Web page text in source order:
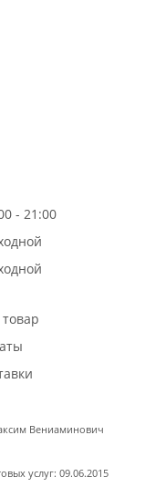
- 21:00
Вениаминович
услуг: 09.06.2015